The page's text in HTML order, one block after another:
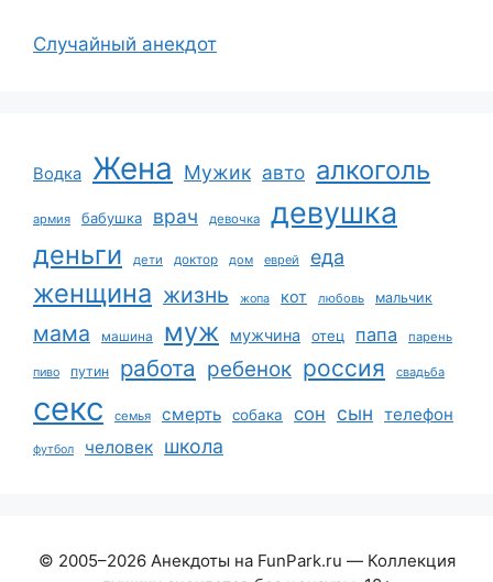
Случайный анекдот
Водка Жена Мужик авто алкоголь
армия бабушка врач девочка девушка
деньги дети доктор дом еврей еда
женщина жизнь жопа кот любовь мальчик
мама машина муж мужчина отец папа парень
пиво путин работа ребенок россия свадьба
секс семья смерть собака сон сын телефон
футбол человек школа
© 2005–2026 Анекдоты на FunPark.ru — Коллекция